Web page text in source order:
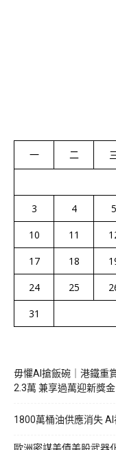
一 二
3
4 5
10
11
17
18
24
25
31
毋懼AI搶飯碗｜港鐵重
2.3萬 兼享過萬迎新獎金
1800萬桶油供應消失